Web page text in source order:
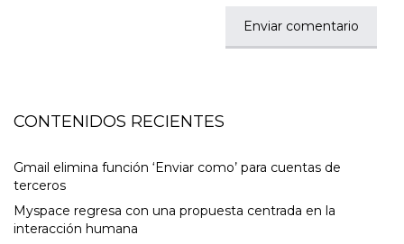
CONTENIDOS RECIENTES
Gmail elimina función ‘Enviar como’ para cuentas de
terceros
Myspace regresa con una propuesta centrada en la
interacción humana